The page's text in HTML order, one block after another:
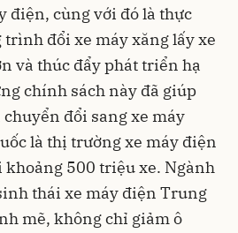
điện, cùng với đó là thực
đổi xe máy xăng lấy xe
và thúc đẩy phát triển hạ
chính sách này đã giúp
đổi sang xe máy
là thị trường xe máy điện
500 triệu xe. Ngành
thái xe máy điện Trung
mẽ, không chỉ giảm ô